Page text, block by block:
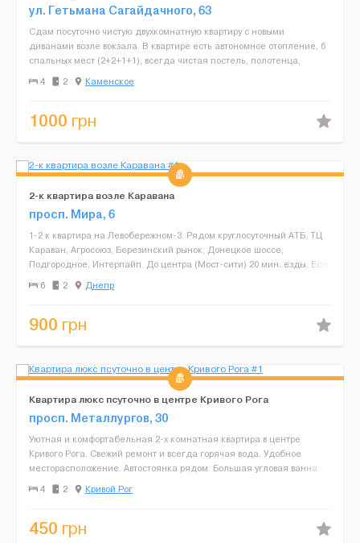
ул. Гетьмана Сагайдачного, 63
Сдам посуточно чистую двухкомнатную квартиру с новыми
диванами возле вокзала. В квартире есть автономное отопление, 6
спальных мест (2+2+1+1), всегда чистая постель, полотенца,
посуда, холодильник, стиральная машинка, микроволновк...
4 2 Каменское
1000 грн
2-к квартира возле Каравана
просп. Мира, 6
1-2 к квартира на Левобережном-3. Рядом круглосуточный АТБ, ТЦ
Караван, Агросоюз, Березинский рынок, Донецкое шоссе,
Подгородное, Интерпайп. До центра (Мост-сити) 20 мин. езды. Есть
вся необходимая мебель и техника. 6 спальных мес...
6 2 Днепр
900 грн
Квартира люкс псуточно в центре Кривого Рога
просп. Металлургов, 30
Уютная и комфортабельная 2-х комнатная квартира в центре
Кривого Рога. Свежий ремонт и всегда горячая вода. Удобное
месторасположение. Автостоянка рядом. Большая угловая ванна.
Большие кровати и ортопедические матрасы. Постельное,...
4 2 Кривой Рог
450 грн